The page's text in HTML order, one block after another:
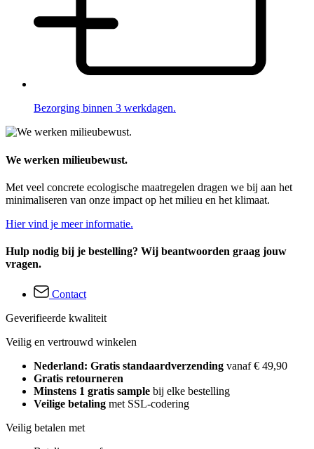
Bezorging binnen 3 werkdagen.
We werken milieubewust.
Met veel concrete ecologische maatregelen dragen we bij aan het
minimaliseren van onze impact op het milieu en het klimaat.
Hier vind je meer informatie.
Hulp nodig bij je bestelling? Wij beantwoorden graag jouw
vragen.
Contact
Geverifieerde kwaliteit
Veilig en vertrouwd winkelen
Nederland: Gratis standaardverzending vanaf € 49,90
Gratis retourneren
Minstens 1 gratis sample bij elke bestelling
Veilige betaling met SSL-codering
Veilig betalen met